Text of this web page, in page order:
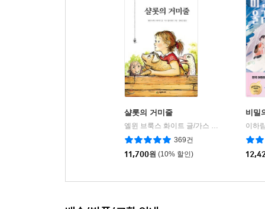
샬롯의 거미줄
엘윈 브룩스 화이트 글/가스 윌리엄즈 그림/김화곤 역
369건
11,700원 (10% 할인)
비밀
이하